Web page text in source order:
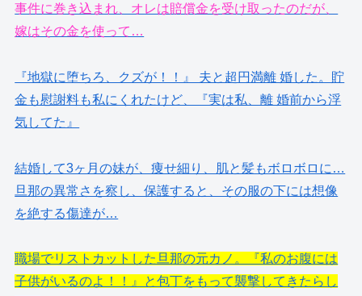
事件に巻き込まれ、オレは賠償金を受け取ったのだが、
嫁はその金を使って…
『地獄に堕ちろ、クズが！！』 夫と超円満離 婚した。貯
金も慰謝料も私にくれたけど、『実は私、離 婚前から浮
気してた』
結婚して3ヶ月の妹が、痩せ細り、肌と髪もボロボロに…
旦那の異常さを察し、保護すると、その服の下には想像
を絶する傷達が…
職場でリストカットした旦那の元カノ。『私のお腹には
子供がいるのよ！！』と包丁をもって襲撃してきたらし